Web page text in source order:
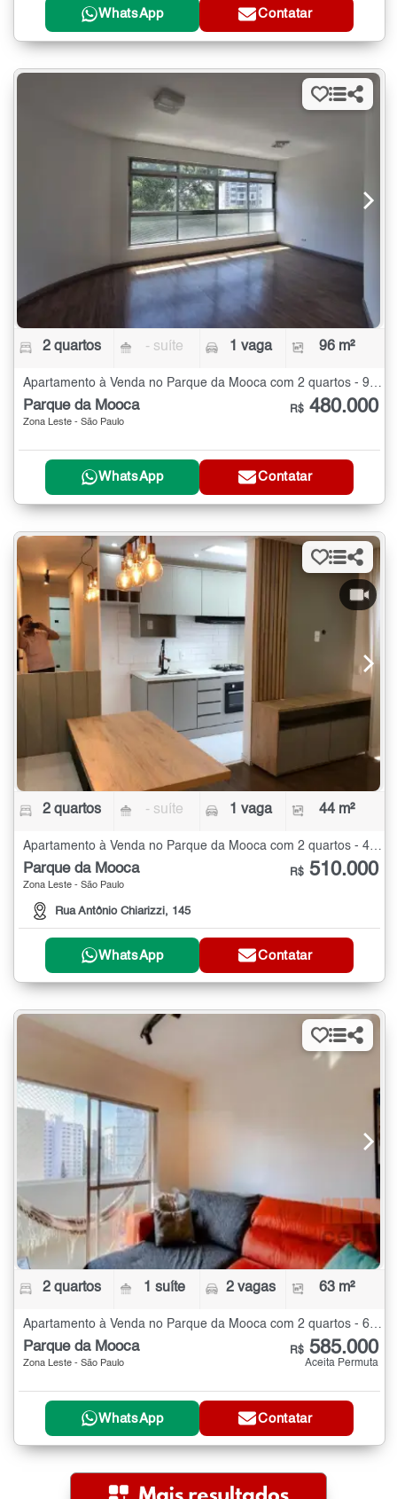
WhatsApp Contatar
2 quartos - suíte 1 vaga 96 m²
Parque da Mooca
Zona Leste - São Paulo
R$ 480.000
WhatsApp Contatar
2 quartos - suíte 1 vaga 44 m²
Apartamento à Venda no Parque da Mooca com 2 quartos - 44 m²
Parque da Mooca
Zona Leste - São Paulo
Rua Antônio Chiarizzi, 145
R$ 510.000
WhatsApp Contatar
2 quartos 1 suíte 2 vagas 63 m²
Apartamento à Venda no Parque da Mooca com 2 quartos - 63 m²
Parque da Mooca
Zona Leste - São Paulo
R$ 585.000
Aceita Permuta
WhatsApp Contatar